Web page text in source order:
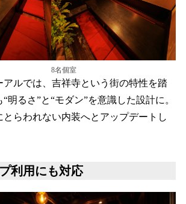
8名個室
ルでは、吉祥寺という街の特性を踏
明るさ”と“モダン”を意識した設計に。
らわれない内装へとアップデートし
利用にも対応